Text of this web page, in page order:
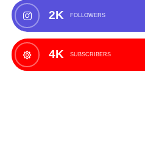
2K FOLLOWERS
4K SUBSCRIBERS